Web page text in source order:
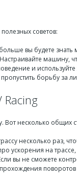
советов:
вы будете знать
машину,
и используйте
борьбу за
несколько общих
несколько раз,
ускорения на
вы не сможете